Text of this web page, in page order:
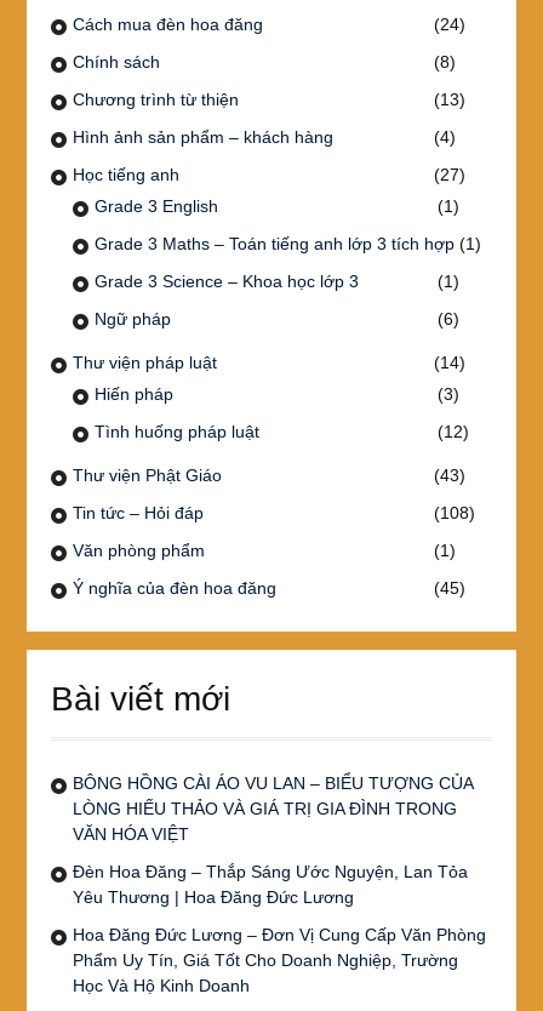
Cách mua đèn hoa đăng
(24)
Chính sách
(8)
Chương trình từ thiện
(13)
Hình ảnh sản phẩm – khách hàng
(4)
Học tiếng anh
(27)
Grade 3 English
(1)
Grade 3 Maths – Toán tiếng anh lớp 3 tích hợp(1)
Grade 3 Science – Khoa học lớp 3
(1)
Ngữ pháp
(6)
Thư viện pháp luật
(14)
Hiến pháp
(3)
Tình huống pháp luật
(12)
Thư viện Phật Giáo
(43)
Tin tức – Hỏi đáp
(108)
Văn phòng phẩm
(1)
Ý nghĩa của đèn hoa đăng
(45)
Bài viết mới
BÔNG HỒNG CÀI ÁO VU LAN – BIỂU TƯỢNG CỦA
LÒNG HIẾU THẢO VÀ GIÁ TRỊ GIA ĐÌNH TRONG
VĂN HÓA VIỆT
Đèn Hoa Đăng – Thắp Sáng Ước Nguyện, Lan Tỏa
Yêu Thương | Hoa Đăng Đức Lương
Hoa Đăng Đức Lương – Đơn Vị Cung Cấp Văn Phòng
Phẩm Uy Tín, Giá Tốt Cho Doanh Nghiệp, Trường
Học Và Hộ Kinh Doanh